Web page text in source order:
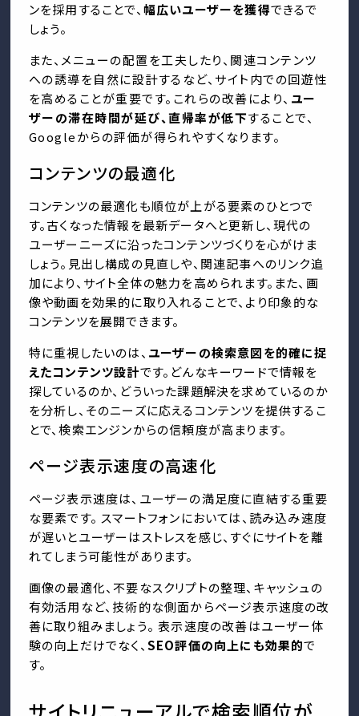
ンを採用することで、幅広いユーザーを獲得できるで
しょう。
また、メニューの配置を工夫したり、関連コンテンツ
への誘導を自然に設計するなど、サイト内での回遊性
を高めることが重要です。これらの改善により、 ユー
ザーの滞在時間が延び、直帰率が低下することで、
Googleからの評価が得られやすくなります。
コンテンツの最適化
コンテンツの最適化も順位が上がる要素のひとつで
す。古くなった情報を最新データへと更新し、現代の
ユーザーニーズに沿ったコンテンツづくりを心がけま
しょう。見出し構成の見直しや、関連記事へのリンク追
加により、サイト全体の魅力を高められます。また、画
像や動画を効果的に取り入れることで、より印象的な
コンテンツを展開できます。
特に重視したいのは、 ユーザーの検索意図を的確に捉
えたコンテンツ設計です。どんなキーワードで情報を
探しているのか、どういった課題解決を求めているのか
を分析し、そのニーズに応えるコンテンツを提供するこ
とで、検索エンジンからの信頼度が高まります。
ページ表示速度の高速化
ページ表示速度は、ユーザーの満足度に直結する重要
な要素です。 スマートフォンにおいては、読み込み速度
が遅いとユーザーはストレスを感じ、すぐにサイトを離
れてしまう可能性があります。
画像の最適化、不要なスクリプトの整理、キャッシュの
有効活用など、技術的な側面からページ表示速度の改
善に取り組みましょう。 表示速度の改善はユーザー体
験の向上だけでなく、SEO評価の向上にも効果的で
す。